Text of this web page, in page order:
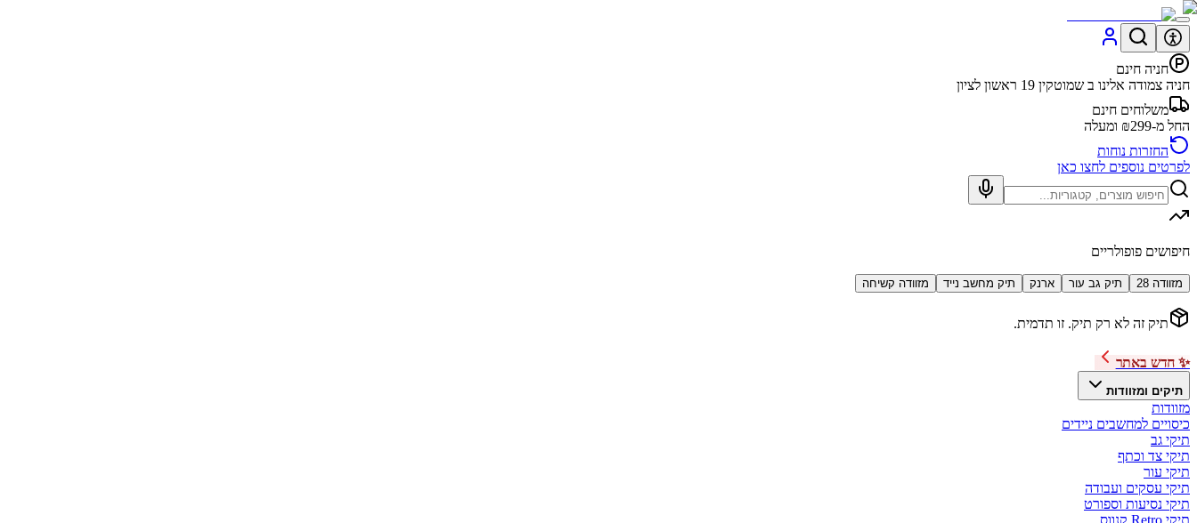
חניה חינם
חניה צמודה אלינו ב שמוטקין 19 ראשון לציון
משלוחים חינם
החל מ-₪299 ומעלה
החזרות נוחות
לפרטים נוספים לחצו כאן
חיפושים פופולריים
מזוודה 28 תיק גב עור ארנק תיק מחשב נייד מזוודה קשיחה
תיק זה לא רק תיק. זו תדמית.
✨ חדש באתר
תיקים ומזוודות
מזוודות
כיסויים למחשבים ניידים
תיקי גב
תיקי צד וכתף
תיקי עור
תיקי עסקים ועבודה
תיקי נסיעות וספורט
תיקי Retro קנווס